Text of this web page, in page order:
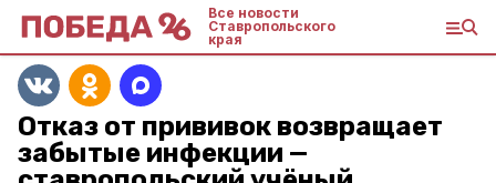
Все новости
Ставропольского
края
Отказ от прививок возвращает
забытые инфекции —